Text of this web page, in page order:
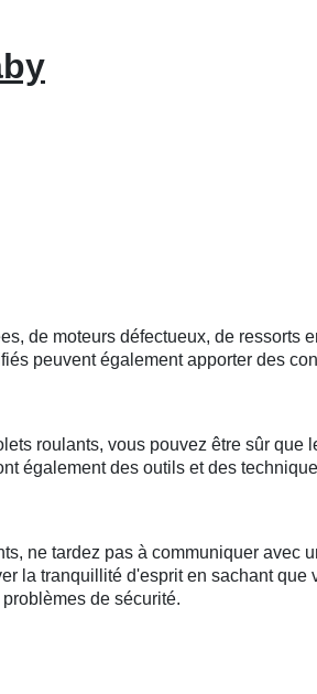
de moteurs défectueux, de ressorts
peuvent également apporter des
roulants, vous pouvez être sûr que
également des outils et des
ne tardez pas à communiquer avec
la tranquillité d'esprit en sachant que
de sécurité.